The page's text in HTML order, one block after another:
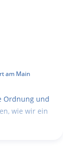
am Main
Ordnung und
wie wir ein